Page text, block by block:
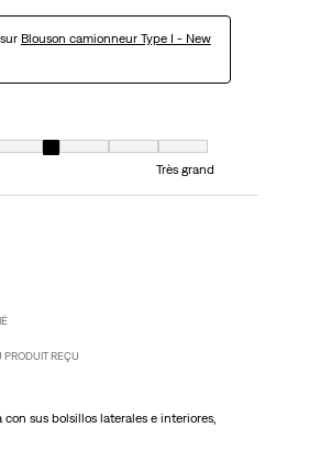
Blouson camionneur Type I - New
égal à Très petit et 7 est égal à Très grand
Très grand
REÇU
sus bolsillos laterales e interiores,